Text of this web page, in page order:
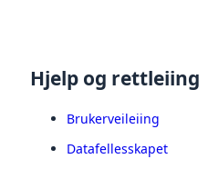
Hjelp og rettleiing
Brukerveileiing
Datafellesskapet